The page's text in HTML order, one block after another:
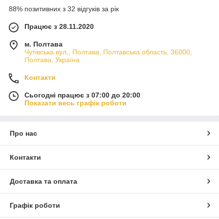
88% позитивних з 32 відгуків за рік
Працює з 28.11.2020
м. Полтава
Чутівська вул., Полтава, Полтавська область, 36000,
Полтава, Україна
Контакти
Сьогодні працює з 07:00 до 20:00
Показати весь графік роботи
Про нас
Контакти
Доставка та оплата
Графік роботи